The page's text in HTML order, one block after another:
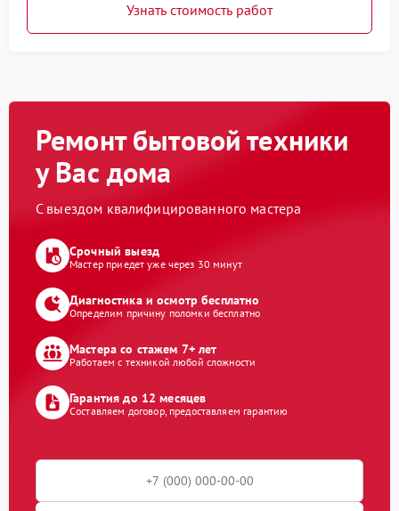
Узнать стоимость работ
Ремонт бытовой техники
у Вас дома
С выездом квалифицированного мастера
Срочный выезд
Мастер приедет уже через 30 минут
Диагностика и осмотр бесплатно
Определим причину поломки бесплатно
Мастера со стажем 7+ лет
Работаем с техникой любой сложности
Гарантия до 12 месяцев
Составляем договор, предоставляем гарантию